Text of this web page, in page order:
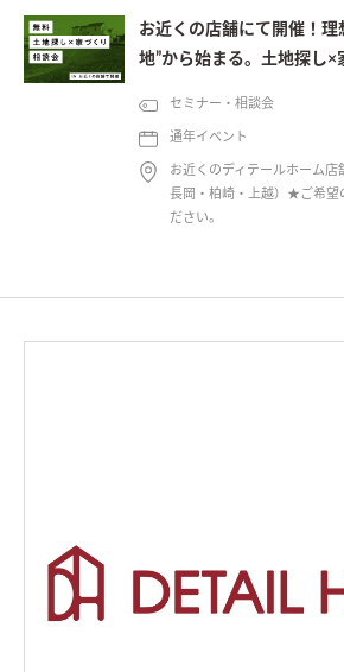
お近くの店舗にて開催！理
地”から始まる。土地探し×
セミナー・相談会
通年イベント
お近くのディテールホーム店
長岡・柏崎・上越）★ご希望
ださい。